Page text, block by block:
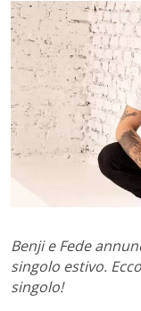
Benji e Fede
singolo estivo.
singolo!